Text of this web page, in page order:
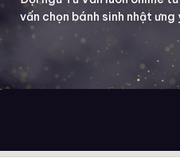
vấn chọn bánh sinh nhật ưng